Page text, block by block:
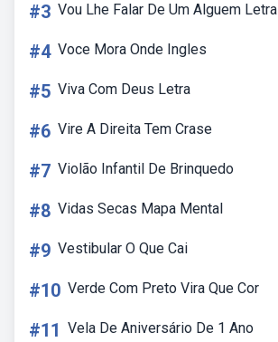
#3 Vou Lhe Falar De Um Alguem Letra
#4 Voce Mora Onde Ingles
#5 Viva Com Deus Letra
#6 Vire A Direita Tem Crase
#7 Violão Infantil De Brinquedo
#8 Vidas Secas Mapa Mental
#9 Vestibular O Que Cai
#10 Verde Com Preto Vira Que Cor
#11 Vela De Aniversário De 1 Ano